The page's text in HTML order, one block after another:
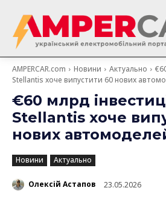
AMPERCAR.com Новини Актуально
Stellantis хоче випустити 60 нових
€60 млрд
Stellantis хоче
нових
Новини Актуально
Олексій Астапов 23.05.2026